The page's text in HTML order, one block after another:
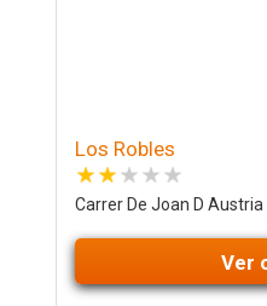
Los Robles
Carrer De Joan D
Ver